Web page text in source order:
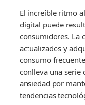
El increíble ritmo
digital puede
consumidores. La
actualizados y
consumo
conlleva una serie
ansiedad por
tendencias